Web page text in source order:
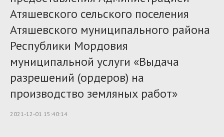
Атяшевского сельского поселения
Атяшевского муниципального района
Республики Мордовия
муниципальной услуги «Выдача
разрешений (ордеров) на
производство земляных работ»
2021-12-01 15:40:14